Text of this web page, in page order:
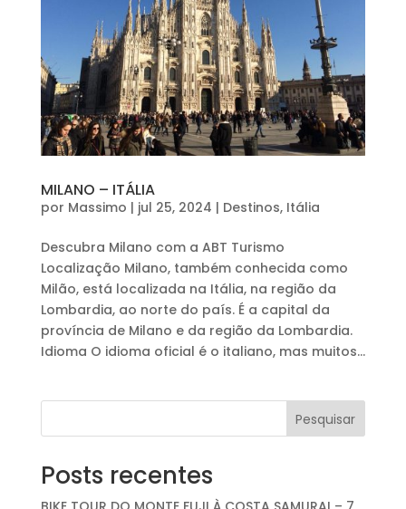
MILANO – ITÁLIA
por Massimo | jul 25, 2024 | Destinos, Itália
Descubra Milano com a ABT Turismo
Localização Milano, também conhecida como
Milão, está localizada na Itália, na região da
Lombardia, ao norte do país. É a capital da
província de Milano e da região da Lombardia.
Idioma O idioma oficial é o italiano, mas muitos...
Pesquisar
Posts recentes